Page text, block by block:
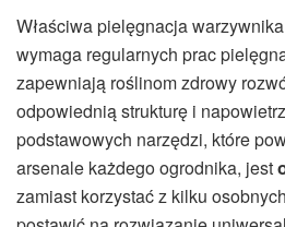
Właściwa pielęgnacja
wymaga regularnych prac
zapewniają roślinom zdrowy
odpowiednią strukturę i
podstawowych narzędzi, które
arsenale każdego ogrodnika, jest
zamiast korzystać z kilku